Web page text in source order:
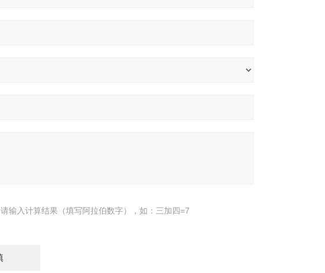
请输入计算结果（填写阿拉伯数字），如：三加四=7